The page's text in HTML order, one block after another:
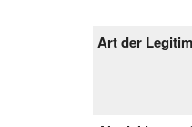
Art der